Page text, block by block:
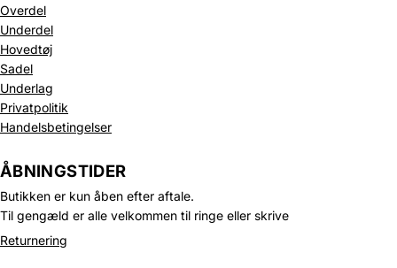
Overdel
Underdel
Hovedtøj
Sadel
Underlag
Privatpolitik
Handelsbetingelser
ÅBNINGSTIDER
Butikken er kun åben efter aftale.
Til gengæld er alle velkommen til ringe eller skrive
Returnering
Politik om beskyttelse af persondata
Refusionspolitik
Leveringspolitik